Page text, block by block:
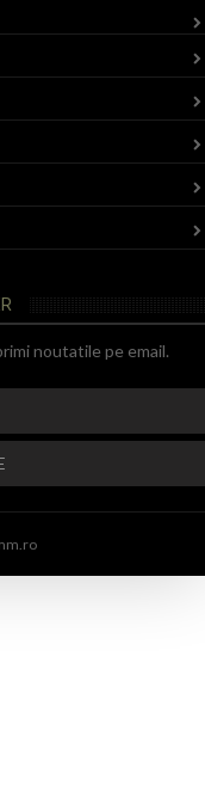
noutatile pe email.